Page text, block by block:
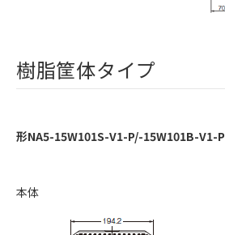
樹脂筐体タイプ
形NA5-15W101S-V1-P/-15W101B-V1-P
本体